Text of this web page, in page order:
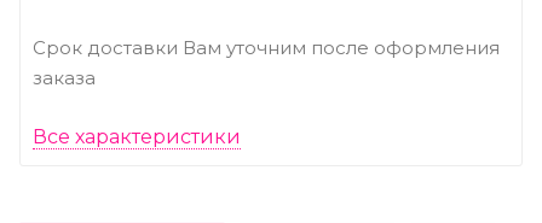
Срок доставки Вам уточним после оформления
заказа
Все характеристики